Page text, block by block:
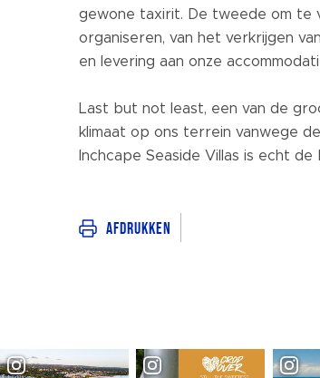
gewone taxirit. De tweede om te
organiseren, van het verkrijgen
en levering aan onze
Last but not least, een van de
klimaat op ons terrein vanwege
Inchcape Seaside Villas is echt
Afdrukken